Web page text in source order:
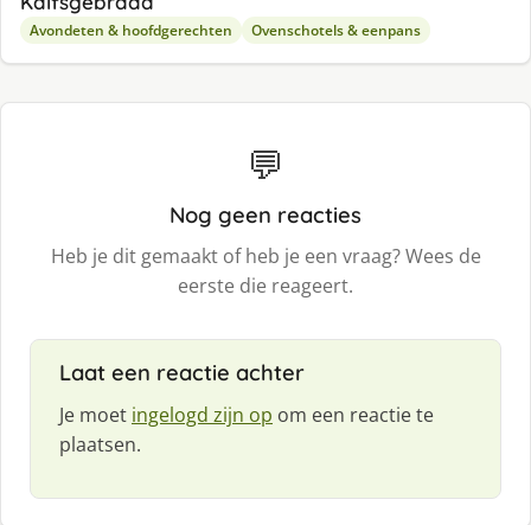
Avondeten & hoofdgerechten Ovenschotels & eenpans
💬
Nog geen reacties
Heb je dit gemaakt of heb je een vraag? Wees de
eerste die reageert.
Laat een reactie achter
Je moet ingelogd zijn op om een reactie te
plaatsen.